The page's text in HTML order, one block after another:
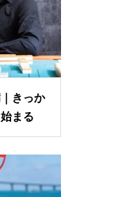
きっか
まる